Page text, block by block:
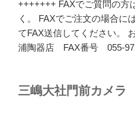
+++++++ FAXでご質問の方
く。 FAXでご注文の場合に
てFAX送信してください。
浦陶器店 FAX番号 055-
三嶋大社門前カメラ